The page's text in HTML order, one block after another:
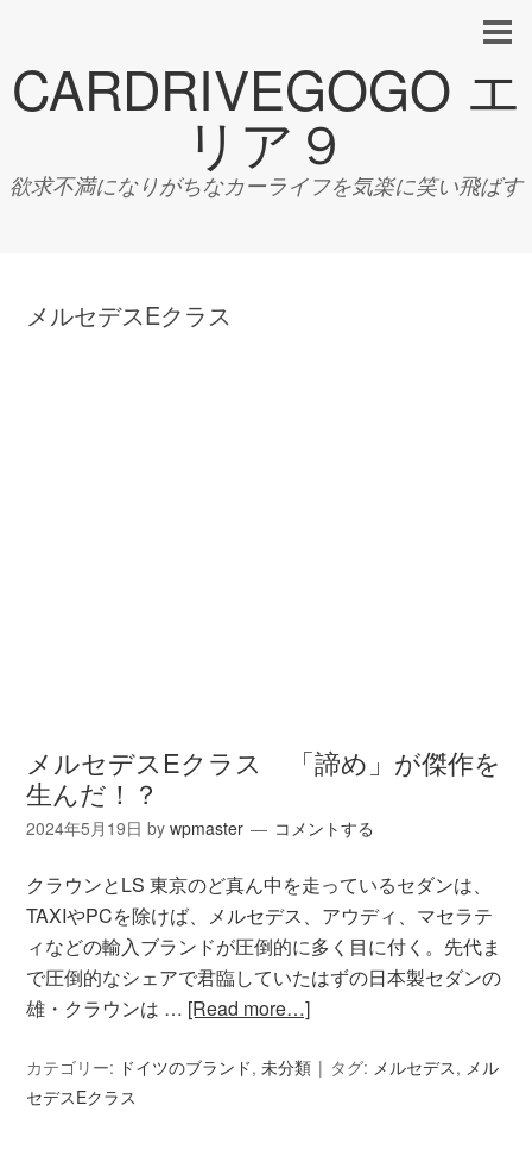
CARDRIVEGOGO エ
リア９
欲求不満になりがちなカーライフを気楽に笑い飛ばす
メルセデスEクラス
メルセデスEクラス 「諦め」が傑作を
生んだ！？
2024年5月19日 bywpmaster コメントする
クラウンとLS 東京のど真ん中を走っているセダンは、
TAXIやPCを除けば、メルセデス、アウディ、マセラテ
ィなどの輸入ブランドが圧倒的に多く目に付く。先代ま
で圧倒的なシェアで君臨していたはずの日本製セダンの
雄・クラウンは … [Read more…]
カテゴリー: ドイツのブランド,未分類 タグ: メルセデス, メル
セデスEクラス